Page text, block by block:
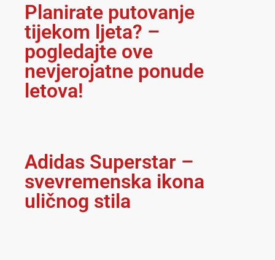
Planirate putovanje
tijekom ljeta? –
pogledajte ove
nevjerojatne ponude
letova!
Adidas Superstar –
svevremenska ikona
uličnog stila